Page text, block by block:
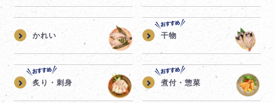
かれい 干物
炙り・刺身 煮付・惣菜